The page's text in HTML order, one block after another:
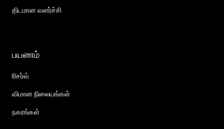
திடமான வளர்ச்சி
பயணம்
ரிசர்வ்
விமான நிலையங்கள்
நகரங்கள்